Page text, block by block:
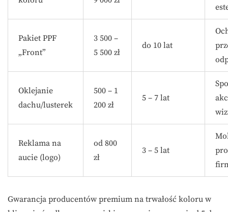
Pakiet PPF
„Front”
3 500 –
5 500 zł
do 10 lat
Oklejanie
dachu/lusterek
500 – 1
200 zł
5 – 7 lat
Reklama na
aucie (logo)
od 800
zł
3 – 5 lat
Gwarancja producentów premium na trwałość koloru w